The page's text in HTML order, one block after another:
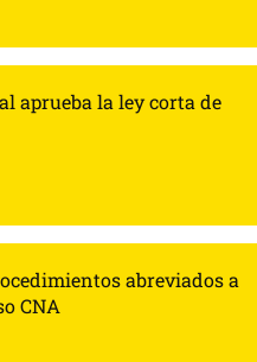
aprueba la ley corta de
abreviados a
CNA